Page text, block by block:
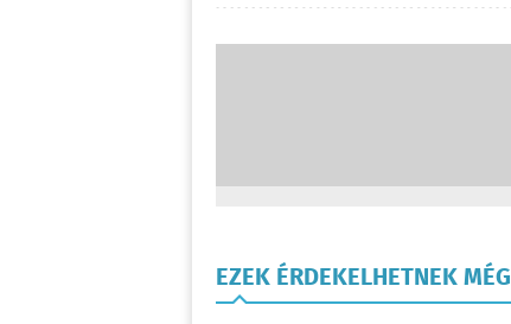
EZEK ÉRDEKELHETNEK MÉG